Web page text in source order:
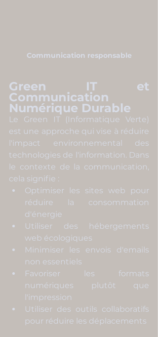
Communication responsable
Green IT et
Communication
Numérique Durable
Le Green IT (Informatique Verte)
est une approche qui vise à réduire
l'impact environnemental des
technologies de l'information. Dans
le contexte de la communication,
cela signifie :
Optimiser les sites web pour
réduire la consommation
d'énergie
Utiliser des hébergements
web écologiques
Minimiser les envois d'emails
non essentiels
Favoriser les formats
numériques plutôt que
l'impression
Utiliser des outils collaboratifs
pour réduire les déplacements